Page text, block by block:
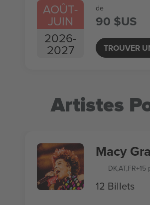
AOÛT-
JUIN
2026-
2027
de
90 $US
TROUVER
Artistes
Macy
DK,AT,FR+15
12 Billets